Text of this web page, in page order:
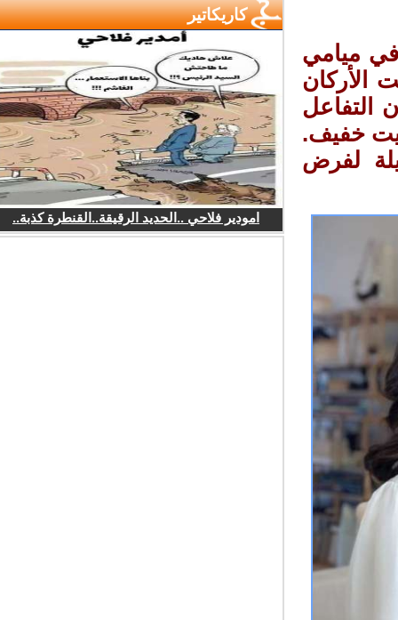
ميامي
الأركان
خفيف.
لفرض
كاريكاتير
امودير فلاحي ..الحديد الرقيقة..القنطرة كذبة..